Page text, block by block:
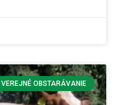
VEREJNÉ OBSTARÁVANIE